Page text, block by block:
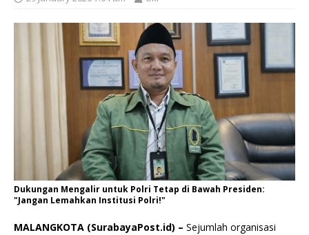
Dukungan Mengalir untuk Polri Tetap di Bawah Presiden:
"Jangan Lemahkan Institusi Polri!"
MALANGKOTA (SurabayaPost.id) – Sejumlah organisasi